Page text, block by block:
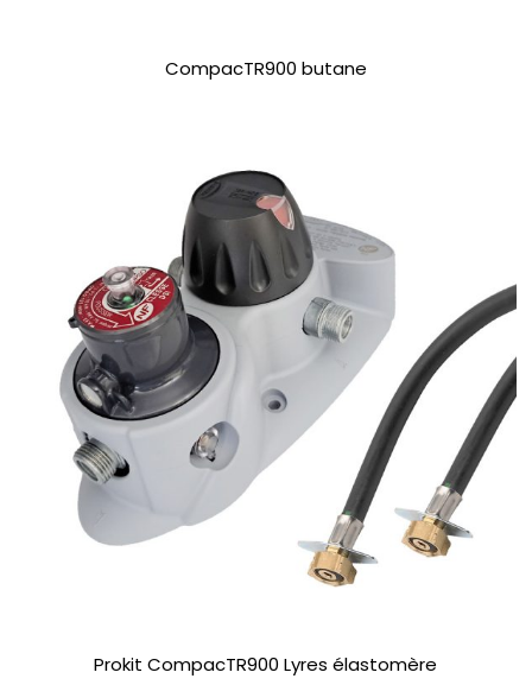
CompacTR900 butane
Prokit CompacTR900 Lyres élastomère